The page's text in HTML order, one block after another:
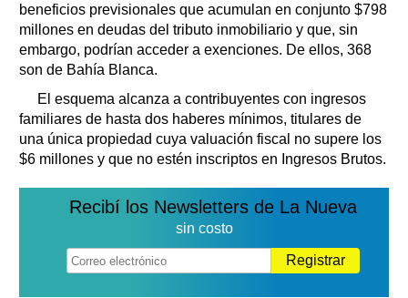
beneficios previsionales que acumulan en conjunto $798
millones en deudas del tributo inmobiliario y que, sin
embargo, podrían acceder a exenciones. De ellos, 368
son de Bahía Blanca.
El esquema alcanza a contribuyentes con ingresos
familiares de hasta dos haberes mínimos, titulares de
una única propiedad cuya valuación fiscal no supere los
$6 millones y que no estén inscriptos en Ingresos Brutos.
Recibí los Newsletters de La Nueva
sin costo
Registrar